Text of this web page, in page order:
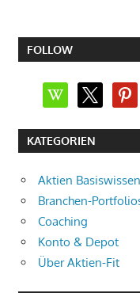
FOLLOW
wikipedia
x
KATEGORIEN
Aktien Basiswissen
Branchen-
Coaching
Konto & Depot
Über Aktien-Fit